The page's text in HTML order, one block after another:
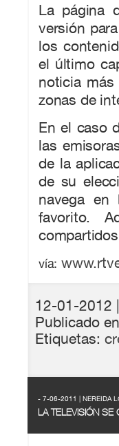
La página
versión
los
el último
noticia
zonas de
En el caso
las
de la
de su
navega
favorito.
vía:
12-01-2012
Publicado
Etiquetas:
- 7-06-2011 | NEREIDA
LA TELEVISIÓN SE